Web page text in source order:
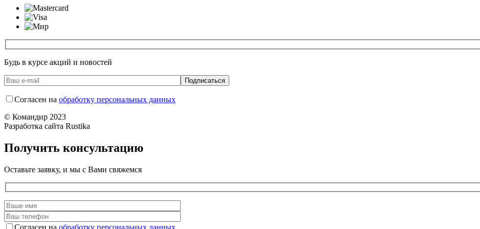
Будь в курсе акций и новостей
Согласен на обработку персональных данных
© Командир 2023
Разработка сайта Rustika
Получить консультацию
Оставьте заявку, и мы с Вами свяжемся